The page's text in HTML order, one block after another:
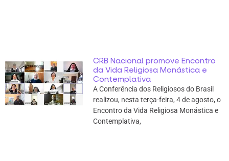
CRB Nacional promove Encontro
da Vida Religiosa Monástica e
Contemplativa
A Conferência dos Religiosos do Brasil
realizou, nesta terça-feira, 4 de agosto, o
Encontro da Vida Religiosa Monástica e
Contemplativa,